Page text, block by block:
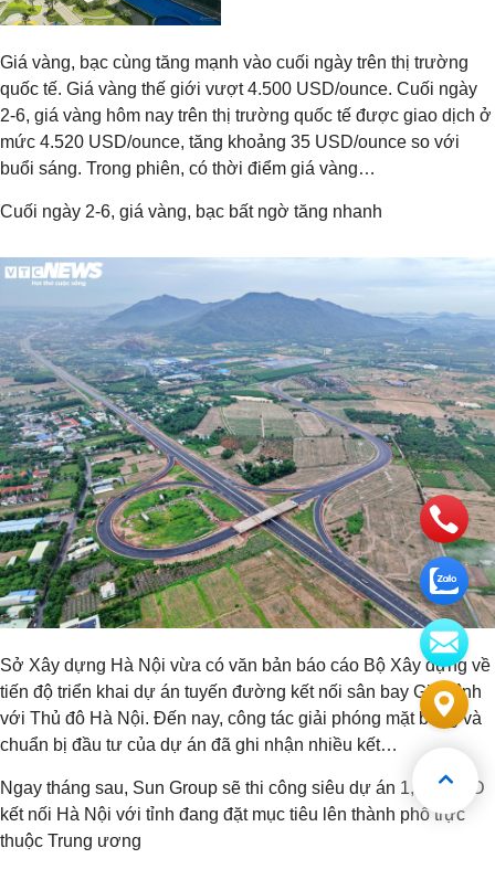
Giá vàng, bạc cùng tăng mạnh vào cuối ngày trên thị trường
quốc tế. Giá vàng thế giới vượt 4.500 USD/ounce. Cuối ngày
2-6, giá vàng hôm nay trên thị trường quốc tế được giao dịch ở
mức 4.520 USD/ounce, tăng khoảng 35 USD/ounce so với
buổi sáng. Trong phiên, có thời điểm giá vàng…
Cuối ngày 2-6, giá vàng, bạc bất ngờ tăng nhanh
Sở Xây dựng Hà Nội vừa có văn bản báo cáo Bộ Xây dựng về
tiến độ triển khai dự án tuyến đường kết nối sân bay Gia Bình
với Thủ đô Hà Nội. Đến nay, công tác giải phóng mặt bằng và
chuẩn bị đầu tư của dự án đã ghi nhận nhiều kết…
Ngay tháng sau, Sun Group sẽ thi công siêu dự án 1,1 tỷ USD
kết nối Hà Nội với tỉnh đang đặt mục tiêu lên thành phố trực
thuộc Trung ương